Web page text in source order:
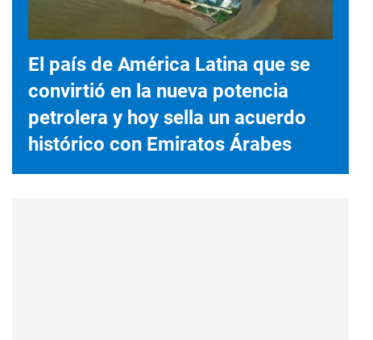
El país de América Latina que se
convirtió en la nueva potencia
petrolera y hoy sella un acuerdo
histórico con Emiratos Árabes